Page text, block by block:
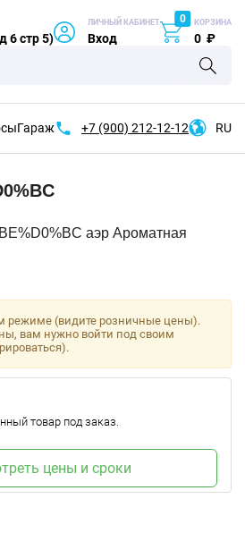
6 стр 5)
ЛИЧНЫЙ КАБИНЕТ
Вход
0 КОРЗИНА
0 ₽
Гараж +7 (900) 212-12-12 RU
аэр Ароматная
режиме (видите розничные цены).
вам нужно войти под своим
товар под заказ.
цены и сроки